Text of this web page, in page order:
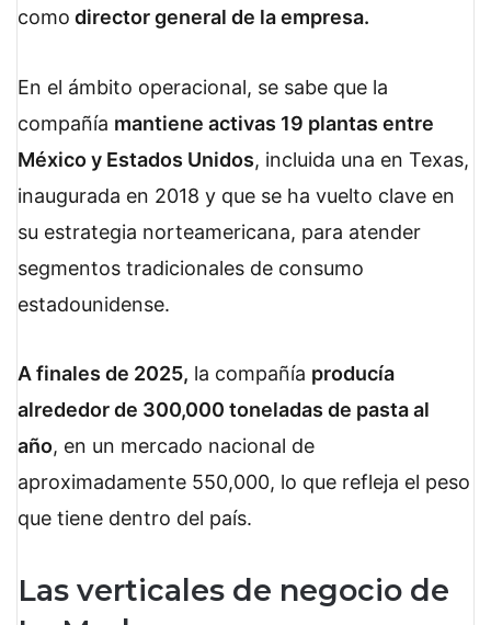
como director general de la empresa.
En el ámbito operacional, se sabe que la
compañía mantiene activas 19 plantas entre
México y Estados Unidos, incluida una en Texas,
inaugurada en 2018 y que se ha vuelto clave en
su estrategia norteamericana, para atender
segmentos tradicionales de consumo
estadounidense.
A finales de 2025, la compañía producía
alrededor de 300,000 toneladas de pasta al
año, en un mercado nacional de
aproximadamente 550,000, lo que refleja el peso
que tiene dentro del país.
Las verticales de negocio de